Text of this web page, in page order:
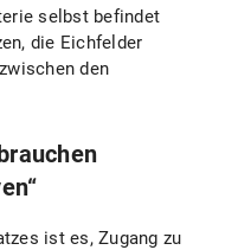
selbst befindet
die Eichfelder
den
ist es, Zugang zu